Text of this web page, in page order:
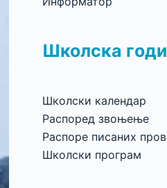
Школска
Школски календар
Распоред звоњење
Распоре писаних
Школски програм